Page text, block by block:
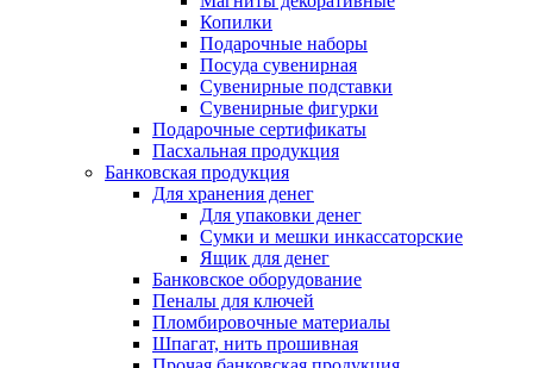
Копилки
Подарочные наборы
Посуда сувенирная
Сувенирные подставки
Сувенирные фигурки
Подарочные сертификаты
Пасхальная продукция
Банковская продукция
Для хранения денег
Для упаковки денег
Сумки и мешки инкассаторские
Ящик для денег
Банковское оборудование
Пеналы для ключей
Пломбировочные материалы
Шпагат, нить прошивная